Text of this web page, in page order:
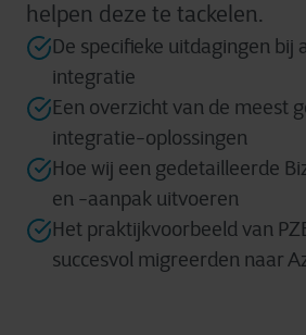
helpen deze te tackelen.
De specifieke uitdagingen bij
integratie
Een overzicht van de meest
integratie-oplossingen
Hoe wij een gedetailleerde
en -aanpak uitvoeren
Het praktijkvoorbeeld van
succesvol migreerden naar